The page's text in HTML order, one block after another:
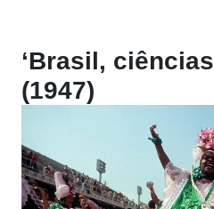
‘Brasil,
(1947)